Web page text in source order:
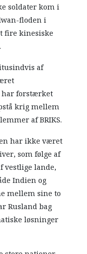
soldater kom i
floden i
fire kinesiske
af
har forstærket
krig mellem
af BRIKS.
har ikke været
som følge af
vestlige lande,
Indien og
mellem sine to
Rusland bag
løsninger